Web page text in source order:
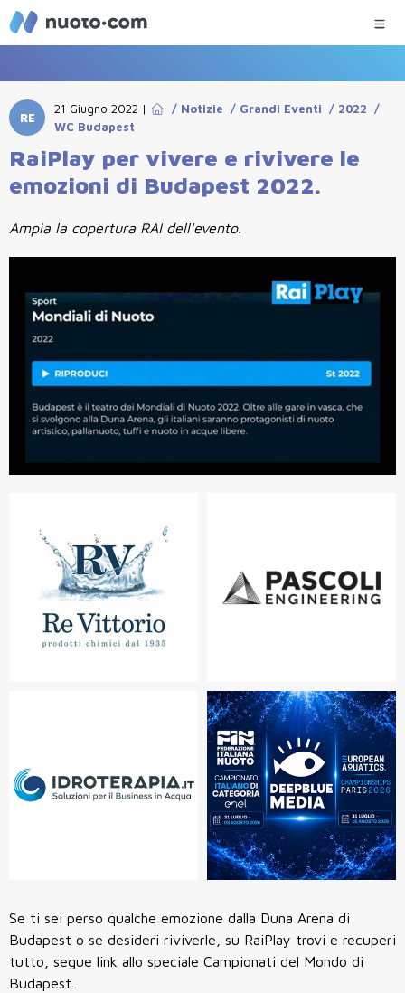
RE
21 Giugno 2022 | / Notizie / Grandi Eventi / 2022 /
WC Budapest
RaiPlay per vivere e rivivere le
emozioni di Budapest 2022.
Ampia la copertura RAI dell'evento.
Se ti sei perso qualche emozione dalla Duna Arena di
Budapest o se desideri riviverle, su RaiPlay trovi e recuperi
tutto, segue link allo speciale Campionati del Mondo di
Budapest.